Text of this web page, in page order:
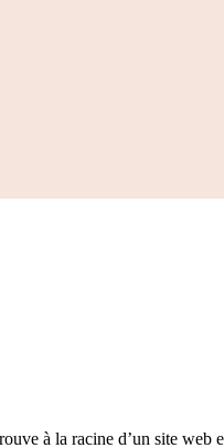
à la racine d’un site web